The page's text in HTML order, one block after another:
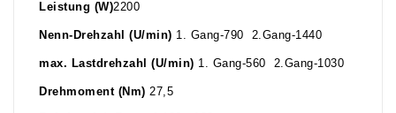
Leistung (W)2200
Nenn-Drehzahl (U/min) 1. Gang-790 2.Gang-1440
max. Lastdrehzahl (U/min) 1. Gang-560 2.Gang-1030
Drehmoment (Nm) 27,5